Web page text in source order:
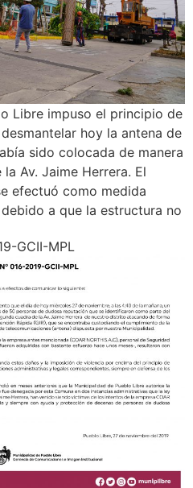
Libre impuso el principio de
hoy la antena de
sido colocada de manera
Av. Jaime Herrera. El
efectuó como medida
a que la estructura no
GCII-MPL